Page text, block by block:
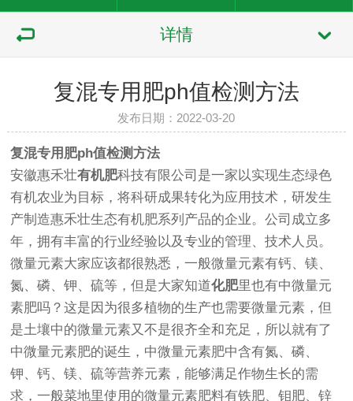
详情
复混专用肥ph值检测方法
发布日期：2022-03-20
复混专用肥ph值检测方法
安徽惠禾壮有机肥科技有限公司是一家以实现生态绿色
有机农业为目标，将科研成果转化为应用技术，研发生
产制造惠禾壮生态有机肥系列产品的企业。公司成立多
年，拥有丰富的行业经验以及专业的管理、技术人员。
微量元素大家应该都很熟悉，一般微量元素有钙、镁、
氮、磷、钾、硫等，但是大家知道化肥里也有中微量元
素肥吗？这是因为很多植物的生产也需要微量元素，但
是土壤中的微量元素又不是很齐全和充足，所以就有了
中微量元素肥的诞生，中微量元素肥中含有氮、磷、
钾、钙、镁、硫等营养元素，能够满足作物生长的需
求，一般菜地里使用的微量元素肥料有铁肥、钼肥、锌